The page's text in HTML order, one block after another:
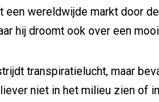
een wereldwijde markt door
hij droomt ook over een
transpiratielucht, maar
niet in het milieu zien of